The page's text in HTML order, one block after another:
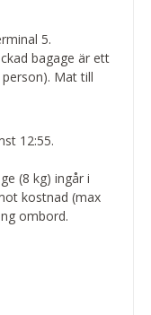
5.
bagage är ett
Mat till
12:55.
(8 kg) ingår i
kostnad (max
ombord.